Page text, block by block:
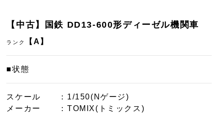
【中古】国鉄 DD13-600形ディーゼル機関車
ランク 【A】
■状態
スケール
：1/150(Nゲージ)
メーカー
：TOMIX(トミックス)